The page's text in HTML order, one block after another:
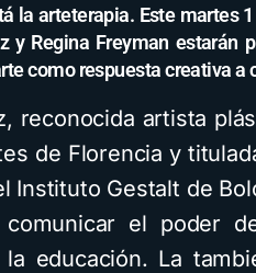
la arteterapia. Este martes
y Regina Freyman estarán
como respuesta creativa
reconocida artista
de Florencia y
Instituto Gestalt de
el poder
educación. La